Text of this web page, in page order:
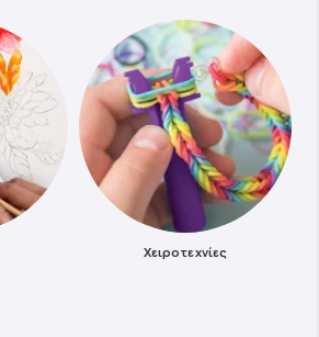
Χειροτεχνίες